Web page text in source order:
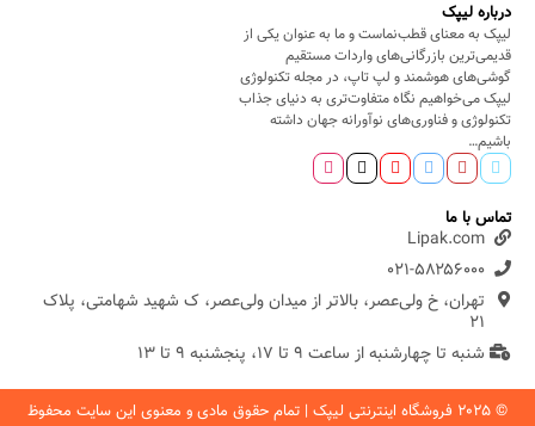
درباره لیپک
لیپک به معنای قطب‌نماست و ما به عنوان یکی از
قدیمی‌ترین بازرگانی‌های واردات مستقیم
گوشی‌های هوشمند و لپ تاپ، در مجله تکنولوژی
لیپک می‌خواهیم نگاه متفاوت‌تری به دنیای جذاب
تکنولوژی و فناوری‌های نوآورانه جهان داشته
باشیم…
تماس با ما
Lipak.com
۰۲۱-۵۸۲۵۶۰۰۰
تهران، خ ولی‌عصر، بالاتر از میدان ولی‌عصر، ک شهید شهامتی، پلاک
۲۱
شنبه تا چهارشنبه از ساعت ۹ تا ۱۷، پنجشنبه ۹ تا ۱۳
© ۲۰۲۵ فروشگاه اینترنتی لیپک | تمام حقوق مادی و معنوی این سایت محفوظ